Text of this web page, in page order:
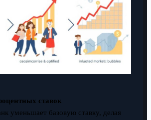
ставок
уменьшает базовую ставку, делая